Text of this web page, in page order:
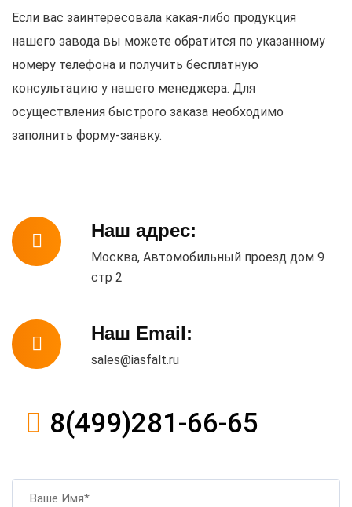
Если вас заинтересовала какая-либо продукция
нашего завода вы можете обратится по указанному
номеру телефона и получить бесплатную
консультацию у нашего менеджера. Для
осуществления быстрого заказа необходимо
заполнить форму-заявку.
Наш адрес:
Москва, Автомобильный проезд дом 9
стр 2
Наш Email:
sales@iasfalt.ru
8(499)281-66-65